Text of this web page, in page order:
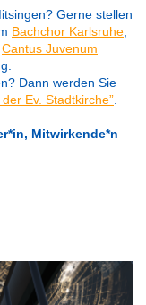
Gerne stellen
Bachchor Karlsruhe,
Cantus Juvenum
Dann werden Sie
Ev. Stadtkirche”.
Mitwirkende*n